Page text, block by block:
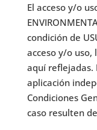
El acceso y/o
condición de
acceso y/o uso,
aquí reflejadas.
aplicación
Condiciones
caso resulten